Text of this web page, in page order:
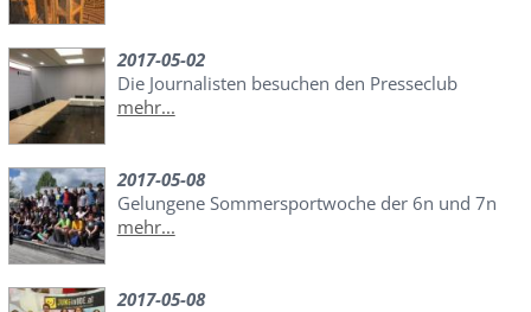
2017-05-02
Die Journalisten besuchen den Presseclub
mehr...
2017-05-08
Gelungene Sommersportwoche der 6n und 7n
mehr...
2017-05-08